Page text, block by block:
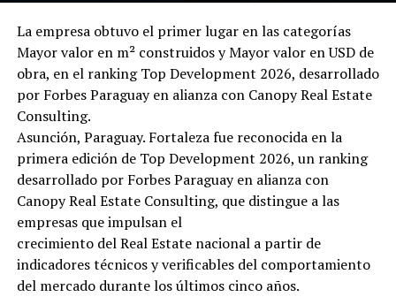
La empresa obtuvo el primer lugar en las categorías
Mayor valor en m² construidos y Mayor valor en USD de
obra, en el ranking Top Development 2026, desarrollado
por Forbes Paraguay en alianza con Canopy Real Estate
Consulting.
Asunción, Paraguay. Fortaleza fue reconocida en la
primera edición de Top Development 2026, un ranking
desarrollado por Forbes Paraguay en alianza con
Canopy Real Estate Consulting, que distingue a las
empresas que impulsan el
crecimiento del Real Estate nacional a partir de
indicadores técnicos y verificables del comportamiento
del mercado durante los últimos cinco años.